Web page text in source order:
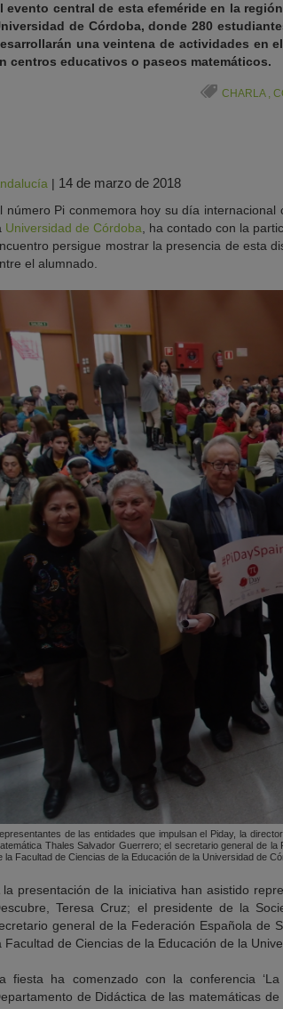
evento central de esta efeméride en la
de Córdoba, donde 280
una veintena de actividades en
centros educativos o paseos matemáticos.
CHARLA,
| 14 de marzo de 2018
número Pi conmemora hoy su día
Universidad de Córdoba , ha contado con la
persigue mostrar la presencia de esta
el alumnado.
de las entidades que impulsan el Piday, la
Thales Salvador Guerrero; el secretario general de
la Facultad de Ciencias de la Educación de la Universidad de
la presentación de la iniciativa han asistido
Teresa Cruz; el presidente de la
general de la Federación Española de
Facultad de Ciencias de la Educación de la
fiesta ha comenzado con la conferencia
de Didáctica de las matemáticas